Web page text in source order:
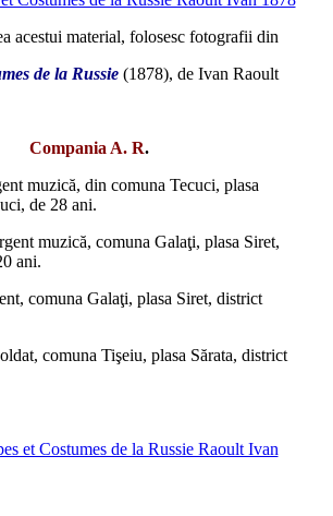
acestui material, folosesc fotografii din
de la Russie (1878), de Ivan Raoult
Compania A. R.
muzică, din co­muna Tecuci, plasa
de 28 ani.
muzică, comuna Galaţi, plasa Siret,
ani.
comuna Galaţi, plasa Siret, district
comuna Tişeiu, plasa Sărata, district